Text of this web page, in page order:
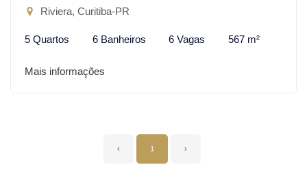
Riviera, Curitiba-PR
5 Quartos 6 Banheiros 6 Vagas 567 m²
Mais informações
‹ 1 ›